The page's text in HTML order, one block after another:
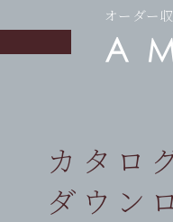
オーダー
カタロ
ダウン